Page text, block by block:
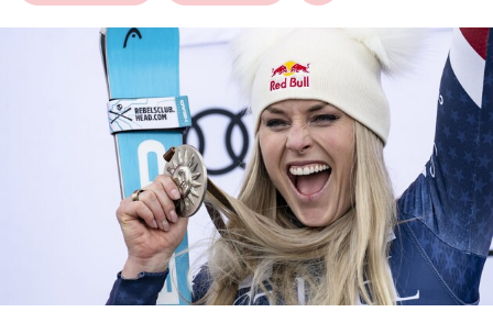
bookmark
Suchbegriff
eingeben
© Krone Multimedia GmbH & Co KG 2026
Muthgasse 2, 1190 Wien